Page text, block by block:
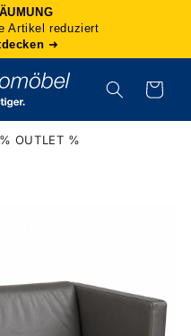
Artikel reduziert
➜
Warenkorb
% OUTLET %